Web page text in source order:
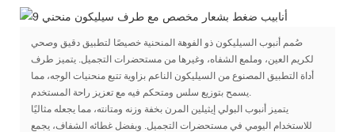
صُمم أنبوب السيليكون ذو الفوهة المنحنية خصيصًا لتطبيق دقيق وصحي
لكريم العين، وملمع الشفاه، وغيرها من مستحضرات التجميل. يتميز طرف
أداة التطبيق المصنوع من السيليكون الناعم بزاوية تتبع منحنيات الوجه، مما
يسمح بتوزيع سلس ومتحكم فيه مع تعزيز راحة المستخدم.
يتميز أنبوب البولي إيثيلين المرن بخفة وزنه ومتانته، مما يجعله مثاليًا
للاستخدام اليومي في مستحضرات التجميل. وبفضل غطائه الشفاف، يجمع